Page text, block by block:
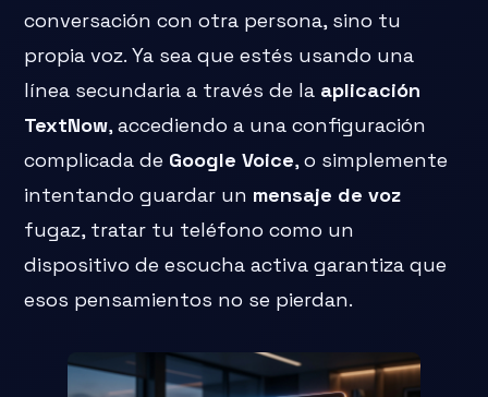
conversación con otra persona, sino tu
propia voz. Ya sea que estés usando una
línea secundaria a través de la aplicación
TextNow, accediendo a una configuración
complicada de Google Voice, o simplemente
intentando guardar un mensaje de voz
fugaz, tratar tu teléfono como un
dispositivo de escucha activa garantiza que
esos pensamientos no se pierdan.